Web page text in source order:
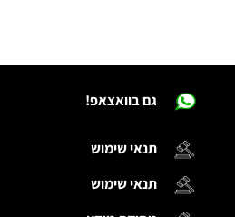
גם בוואצאפ!
תנאי שימוש
תנאי שימוש